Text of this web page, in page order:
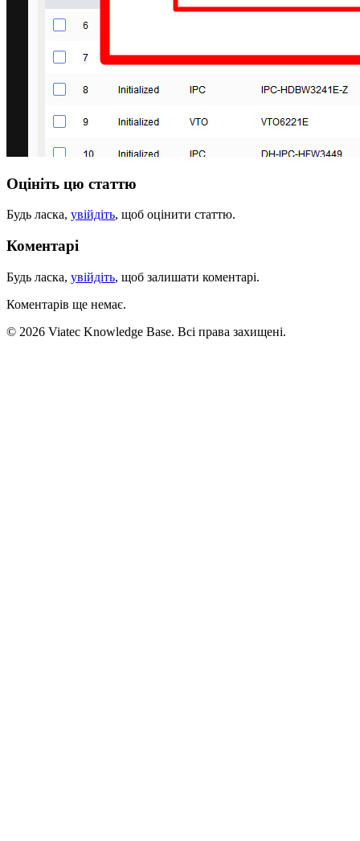
Оцініть цю статтю
Будь ласка, увійдіть, щоб оцінити статтю.
Коментарі
Будь ласка, увійдіть, щоб залишати коментарі.
Коментарів ще немає.
© 2026 Viatec Knowledge Base. Всі права захищені.